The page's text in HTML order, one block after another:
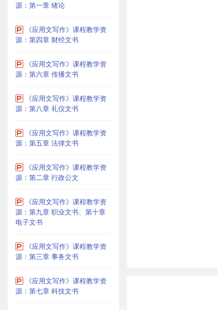
源：第一章 绪论
《应用文写作》课程教学资
源：第四章 财经文书
《应用文写作》课程教学资
源：第六章 传播文书
《应用文写作》课程教学资
源：第八章 礼仪文书
《应用文写作》课程教学资
源：第五章 法律文书
《应用文写作》课程教学资
源：第二章 行政公文
《应用文写作》课程教学资
源：第九章 职业文书、第十章
电子文书
《应用文写作》课程教学资
源：第三章 事务文书
《应用文写作》课程教学资
源：第七章 科技文书